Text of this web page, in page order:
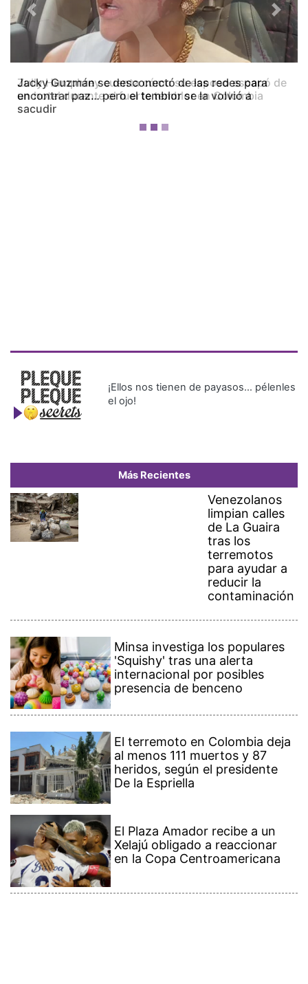
Zully Humphrey cuenta cómo su esposo escapó de
un hotel durante el fuerte temblor en Colombia
Previous Next
el ojo!
Más Recientes
Venezolanos
limpian calles
de La Guaira
tras los
terremotos
para ayudar a
reducir la
contaminación
'Squishy' tras una alerta
internacional por posibles
presencia de benceno
al menos 111 muertos y 87
heridos, según el presidente
De la Espriella
Xelajú obligado a reaccionar
en la Copa Centroamericana